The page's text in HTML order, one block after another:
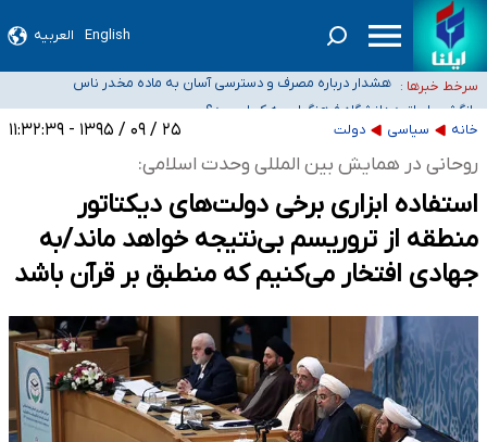
English العربیه
سرخط خبرها :
ثبت‌نام بخش عمده دانش‌آموزان مدارس ایرانی امارات در کشور/ درباره محصلان
باقی‌مانده در دبی متناسب با شرایط جدید تصمیم‌گیری می‌شود
بازگشت اساتید دانشگاه فرهنگیان به کجا رسید؟
۵۵۶ هزار نفر در صف وام ازدواج/ بانک سرمایه با وجود ۲۵۰ متقاضی، تاکنون هیچ
خانه سیاسی دولت ۲۵ / ۰۹ / ۱۳۹۵ - ۱۱:۳۲:۳۹
روحانی در همایش بین المللی وحدت اسلامی:
استفاده ابزاری برخی دولت‌های دیکتاتور
منطقه از تروریسم بی‌نتیجه خواهد ماند/به
جهادی افتخار می‌کنیم که منطبق بر قرآن باشد